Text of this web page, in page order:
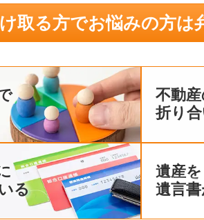
取る方でお悩みの方は
不動
折り
る
遺産
遺言